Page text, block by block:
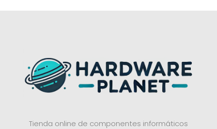
Tienda online de componentes informáticos